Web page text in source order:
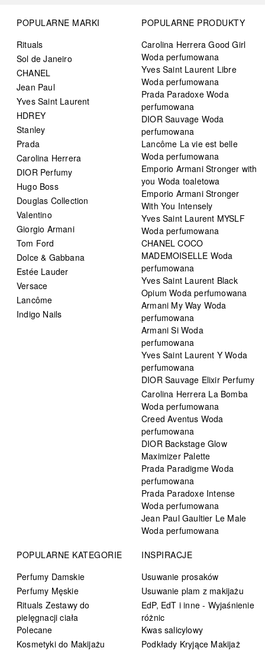
POPULARNE MARKI
Rituals
Sol de Janeiro
CHANEL
Jean Paul
Yves Saint Laurent
HDREY
Stanley
Prada
Carolina Herrera
DIOR Perfumy
Hugo Boss
Douglas Collection
Valentino
Giorgio Armani
Tom Ford
Dolce & Gabbana
Estée Lauder
Versace
Lancôme
Indigo Nails
POPULARNE PRODUKTY
Carolina Herrera Good Girl
Woda perfumowana
Yves Saint Laurent Libre
Woda perfumowana
Prada Paradoxe Woda
perfumowana
DIOR Sauvage Woda
perfumowana
Lancôme La vie est belle
Woda perfumowana
Emporio Armani Stronger with
you Woda toaletowa
Emporio Armani Stronger
With You Intensely
Yves Saint Laurent MYSLF
Woda perfumowana
CHANEL COCO
MADEMOISELLE Woda
perfumowana
Yves Saint Laurent Black
Opium Woda perfumowana
Armani My Way Woda
perfumowana
Armani Si Woda
perfumowana
Yves Saint Laurent Y Woda
perfumowana
DIOR Sauvage Elixir Perfumy
Carolina Herrera La Bomba
Woda perfumowana
Creed Aventus Woda
perfumowana
DIOR Backstage Glow
Maximizer Palette
Prada Paradigme Woda
perfumowana
Prada Paradoxe Intense
Woda perfumowana
Jean Paul Gaultier Le Male
Woda perfumowana
POPULARNE KATEGORIE
Perfumy Damskie
Perfumy Męskie
Rituals Zestawy do
pielęgnacji ciała
Polecane
Kosmetyki do Makijażu
INSPIRACJE
Usuwanie prosaków
Usuwanie plam z makijażu
EdP, EdT i inne - Wyjaśnienie
różnic
Kwas salicylowy
Podkłady Kryjące Makijaż